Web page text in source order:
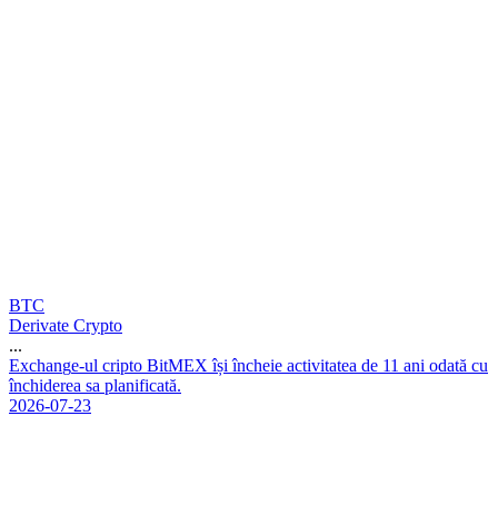
BTC
Derivate Crypto
...
Exchange-ul cripto BitMEX își încheie activitatea de 11 ani odată cu
închiderea sa planificată.
2026-07-23